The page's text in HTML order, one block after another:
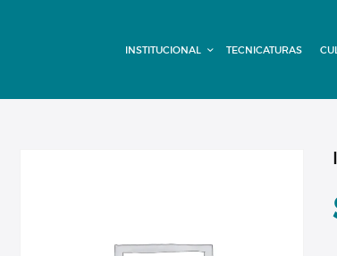
INSTITUCIONAL TECNICATURAS
DOMÍNICO